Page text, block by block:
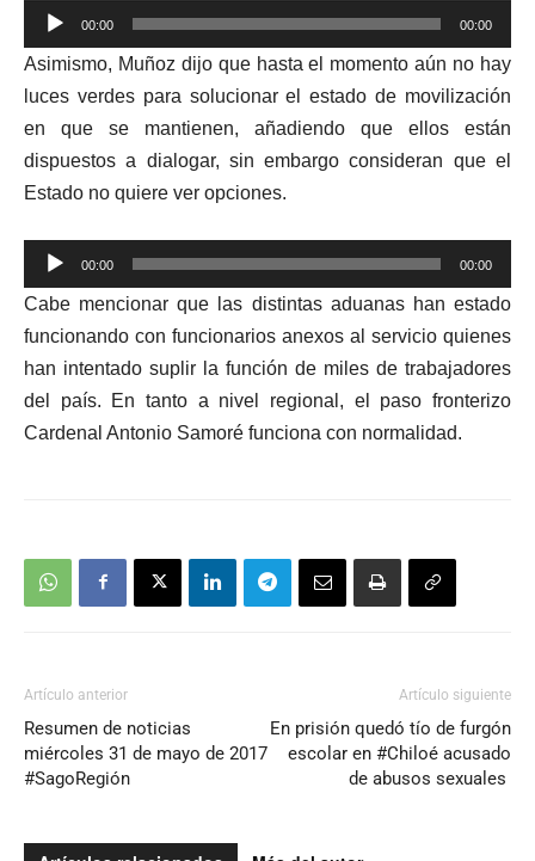
Reproductor
de
audio
00:00 00:00
Asimismo, Muñoz dijo que hasta el momento aún no hay
luces verdes para solucionar el estado de movilización
en que se mantienen, añadiendo que ellos están
dispuestos a dialogar, sin embargo consideran que el
Estado no quiere ver opciones.
Reproductor
de
audio
00:00 00:00
Cabe mencionar que las distintas aduanas han estado
funcionando con funcionarios anexos al servicio quienes
han intentado suplir la función de miles de trabajadores
del país. En tanto a nivel regional, el paso fronterizo
Cardenal Antonio Samoré funciona con normalidad.
Artículo anterior
Resumen de noticias
miércoles 31 de mayo de 2017
#SagoRegión
Artículo siguiente
En prisión quedó tío de furgón
escolar en #Chiloé acusado
de abusos sexuales